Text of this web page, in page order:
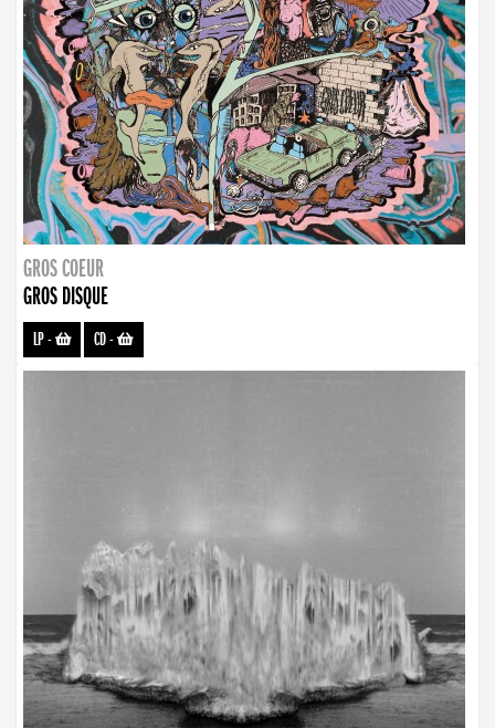
GROS COEUR
GROS DISQUE
LP- CD-